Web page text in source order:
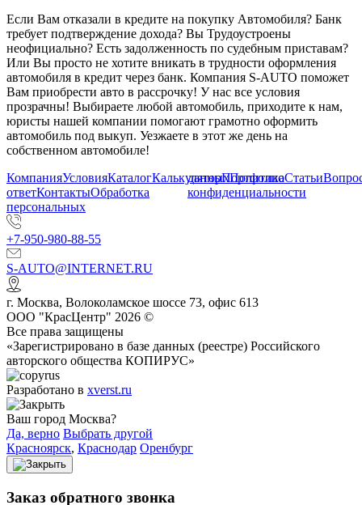
Если Вам отказали в кредите на покупку Автомобиля? Банк
требует подтверждение дохода? Вы Трудоустроены
неофициально? Есть задолженность по судебным приставам?
Или Вы просто не хотите вникать в трудности оформления
автомобиля в кредит через банк. Компания S-AUTO поможет
Вам приобрести авто в рассрочку! У нас все условия
прозрачны! Выбираете любой автомобиль, приходите к нам,
юристы нашей компании помогают грамотно оформить
автомобиль под выкуп. Уезжаете в этот же день на
собственном автомобиле!
КомпанияУсловияКаталогКалькуляторПортфолиоСтатьи
ответКонтактыОбработка
персональных
данныхПолитика
конфиденциальности
+7-950-980-88-55
S-AUTO@INTERNET.RU
г. Москва, Волоколамское шоссе 73, офис 613
ООО "КрасЦентр" 2026 ©
Все права защищены
«Зарегистрировано в базе данных (реестре) Российского
авторского общества КОПИРУС»
Разработано в xverst.ru
Ваш город Москва?
Да, верно Выбрать другой
Красноярск, Краснодар Оренбург
Заказ обратного звонка